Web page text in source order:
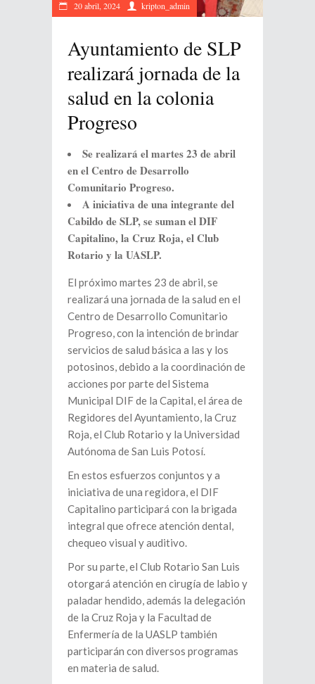
20 abril, 2024 kripton_admin
Ayuntamiento de SLP
realizará jornada de la
salud en la colonia
Progreso
Se realizará el martes 23 de abril
en el Centro de Desarrollo
Comunitario Progreso.
A iniciativa de una integrante del
Cabildo de SLP, se suman el DIF
Capitalino, la Cruz Roja, el Club
Rotario y la UASLP.
El próximo martes 23 de abril, se
realizará una jornada de la salud en el
Centro de Desarrollo Comunitario
Progreso, con la intención de brindar
servicios de salud básica a las y los
potosinos, debido a la coordinación de
acciones por parte del Sistema
Municipal DIF de la Capital, el área de
Regidores del Ayuntamiento, la Cruz
Roja, el Club Rotario y la Universidad
Autónoma de San Luis Potosí.
En estos esfuerzos conjuntos y a
iniciativa de una regidora, el DIF
Capitalino participará con la brigada
integral que ofrece atención dental,
chequeo visual y auditivo.
Por su parte, el Club Rotario San Luis
otorgará atención en cirugía de labio y
paladar hendido, además la delegación
de la Cruz Roja y la Facultad de
Enfermería de la UASLP también
participarán con diversos programas
en materia de salud.